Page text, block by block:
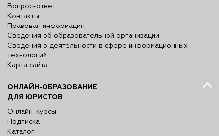
Вопрос-ответ
Контакты
Правовая информация
Сведения об образовательной организации
Сведения о деятельности в сфере информационных
технологий
Карта сайта
ОНЛАЙН-ОБРАЗОВАНИЕ
ДЛЯ ЮРИСТОВ
Онлайн-курсы
Подписка
Каталог